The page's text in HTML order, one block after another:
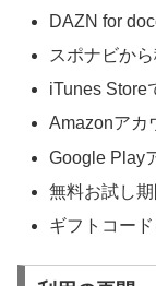
DAZN for
スポナビか
iTunes Store
Amazonアカ
Google Play
無料お試し期
ギフトコー